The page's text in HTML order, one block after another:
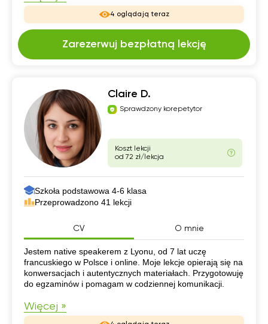
4 oglądają teraz
Zarezerwuj bezpłatną lekcję
Claire D.
Sprawdzony korepetytor
Koszt lekcji
od 72 zł/lekcja
Szkoła podstawowa 4-6 klasa
Przeprowadzono 41 lekcji
CV O mnie
CV
Jestem native speakerem z Lyonu, od 7 lat uczę
francuskiego w Polsce i online. Moje lekcje opierają się na
konwersacjach i autentycznych materiałach. Przygotowuję
do egzaminów i pomagam w codziennej komunikacji.
Więcej »